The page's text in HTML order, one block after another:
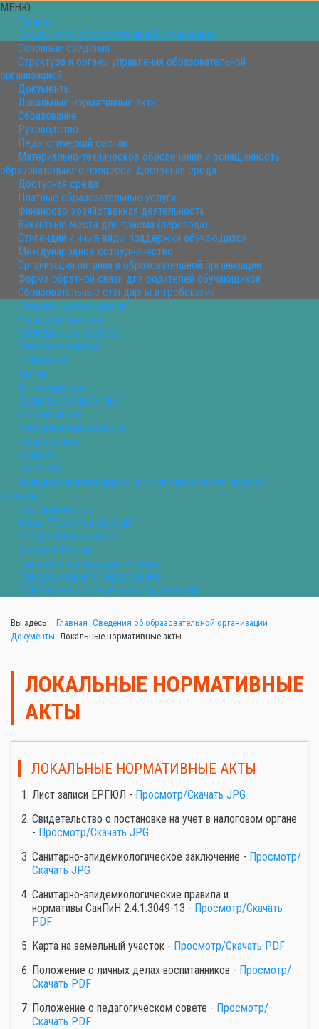
МЕНЮ
Главная
Сведения об образовательной организации
Основные сведения
Структура и органы управления образовательной
организацией
Документы
Локальные нормативные акты
Образование
Руководство
Педагогический состав
Материально-техническое обеспечение и оснащенность
образовательного процесса. Доступная среда
Доступная среда
Платные образовательные услуги
Финансово-хозяйственная деятельность
Вакантные места для приема (перевода)
Стипендии и иные виды поддержки обучающихся
Международное сотрудничество
Организация питания в образовательной организации
Форма обратной связи для родителей обучающихся
Образовательные стандарты и требования
Реквизиты учреждения
Наши достижения
Электронные ресурсы
Отправить письмо
Родителям
Детям
Антикоррупция
Здоровьесбережение
Безопасность
Методическая копилка
Наши группы
Новости
Контакты
Унифицированная форма для направления обращений
граждан
Наставничество
Акция "Любить и беречь"
Ресурсная площадка
Эколята России
Год единства народов России
Год дошкольного образования
Подготовка к осенне-зимнему периоду
Вы здесь: Главная Сведения об образовательной организации
Документы Локальные нормативные акты
ЛОКАЛЬНЫЕ НОРМАТИВНЫЕ
АКТЫ
ЛОКАЛЬНЫЕ НОРМАТИВНЫЕ АКТЫ
Лист записи ЕРГЮЛ - Просмотр/Скачать JPG
Свидетельство о постановке на учет в налоговом органе
- Просмотр/Скачать JPG
Санитарно-эпидемиологическое заключение - Просмотр/
Скачать JPG
Санитарно-эпидемиологические правила и
нормативы СанПиН 2.4.1.3049-13 - Просмотр/Скачать
PDF
Карта на земельный участок - Просмотр/Скачать PDF
Положение о личных делах воспитанников - Просмотр/
Скачать PDF
Положение о педагогическом совете - Просмотр/
Скачать PDF